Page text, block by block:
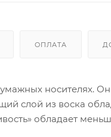
ОПЛАТА
носителях.
слой из воска
обладает